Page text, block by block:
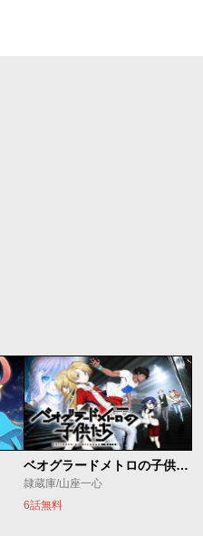
ベオグラードメトロの子供たち
隷蔵庫/山座一心
6話無料